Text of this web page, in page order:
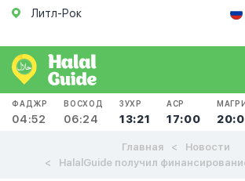
Литл-Рок
ФАДЖР
04:52
ВОСХОД
06:24
ЗУХР
13:21
АСР
17:00
Главная
Новости
HalalGuide получил